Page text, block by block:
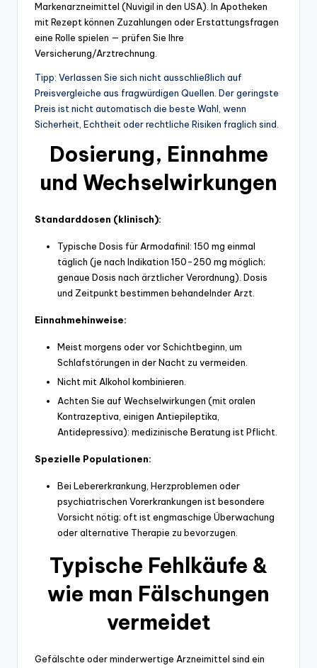
Markenarzneimittel (Nuvigil in den USA). In Apotheken
mit Rezept können Zuzahlungen oder Erstattungsfragen
eine Rolle spielen — prüfen Sie Ihre
Versicherung/Arztrechnung.
Tipp: Verlassen Sie sich nicht ausschließlich auf
Preisvergleiche aus fragwürdigen Quellen. Der geringste
Preis ist nicht automatisch die beste Wahl, wenn
Sicherheit, Echtheit oder rechtliche Risiken fraglich sind.
Dosierung, Einnahme
und Wechselwirkungen
Standarddosen (klinisch):
Typische Dosis für Armodafinil: 150 mg einmal
täglich (je nach Indikation 150-250 mg möglich;
genaue Dosis nach ärztlicher Verordnung). Dosis
und Zeitpunkt bestimmen behandelnder Arzt.
Einnahmehinweise:
Meist morgens oder vor Schichtbeginn, um
Schlafstörungen in der Nacht zu vermeiden.
Nicht mit Alkohol kombinieren.
Achten Sie auf Wechselwirkungen (mit oralen
Kontrazeptiva, einigen Antiepileptika,
Antidepressiva): medizinische Beratung ist Pflicht.
Spezielle Populationen:
Bei Lebererkrankung, Herzproblemen oder
psychiatrischen Vorerkrankungen ist besondere
Vorsicht nötig; oft ist engmaschige Überwachung
oder alternative Therapie zu bevorzugen.
Typische Fehlkäufe &
wie man Fälschungen
vermeidet
Gefälschte oder minderwertige Arzneimittel sind ein